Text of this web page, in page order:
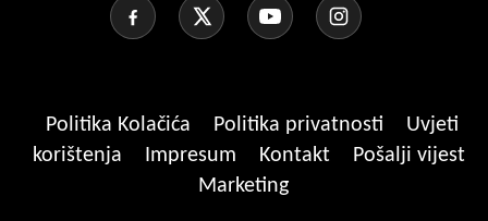
Politika Kolačića Politika privatnosti
Uvjeti
korištenja
Impresum Kontakt
Pošalji vijest
Marketing